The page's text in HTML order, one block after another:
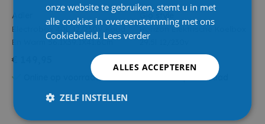
Adler
Electrobox 40L 12/230V Koud
En Warm 56.1X39.1X41.6Cm
€ 149,95
Online op voorraad
Gio style
Horizon Elektrische Koelbox
29.5l 12/230v
Online op voorraad
onze website te gebruiken, stemt u in met
alle cookies in overeenstemming met ons
Cookiebeleid. Lees verder
ALLES ACCEPTEREN
ZELF INSTELLEN